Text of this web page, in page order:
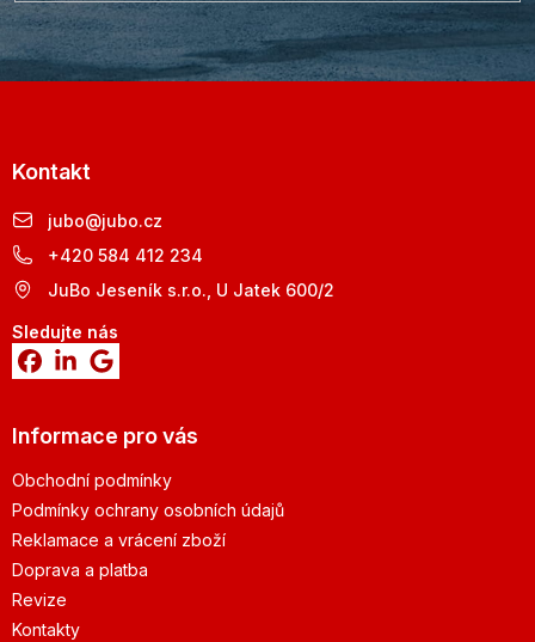
Kontakt
jubo@jubo.cz
+420 584 412 234
JuBo Jeseník s.r.o., U Jatek 600/2
Sledujte nás
Informace pro vás
Obchodní podmínky
Podmínky ochrany osobních údajů
Reklamace a vrácení zboží
Doprava a platba
Revize
Kontakty